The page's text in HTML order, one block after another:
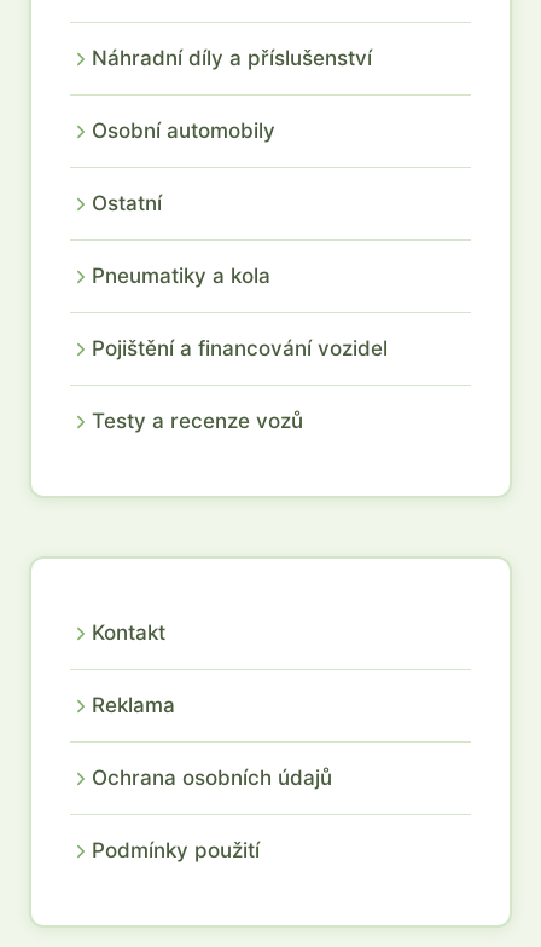
Náhradní díly a příslušenství
Osobní automobily
Ostatní
Pneumatiky a kola
Pojištění a financování vozidel
Testy a recenze vozů
Kontakt
Reklama
Ochrana osobních údajů
Podmínky použití